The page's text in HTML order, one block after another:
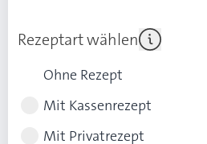
Rezeptart wählen
Ohne Rezept
Mit Kassenrezept
Mit Privatrezept